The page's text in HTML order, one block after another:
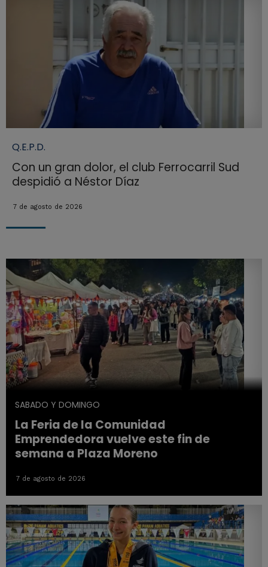
Q.E.P.D.
Con un gran dolor, el club Ferrocarril Sud
despidió a Néstor Díaz
7 de agosto de 2026
SABADO Y DOMINGO
La Feria de la Comunidad
Emprendedora vuelve este fin de
semana a Plaza Moreno
7 de agosto de 2026